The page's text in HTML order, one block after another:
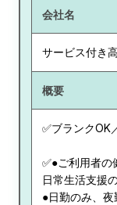
会社名
サービス付き
概要
✅ブランクOK
✅●ご利用者の
日常生活支援
●日勤のみ、